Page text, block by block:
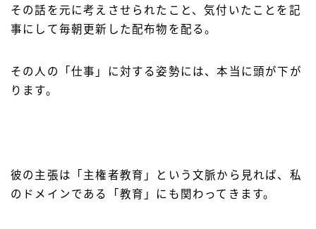
その話を元に考えさせられたこと、気付いたことを記
事にして毎朝更新した配布物を配る。
その人の「仕事」に対する姿勢には、本当に頭が下が
ります。
彼の主張は「主権者教育」という文脈から見れば、私
のドメインである「教育」にも関わってきます。